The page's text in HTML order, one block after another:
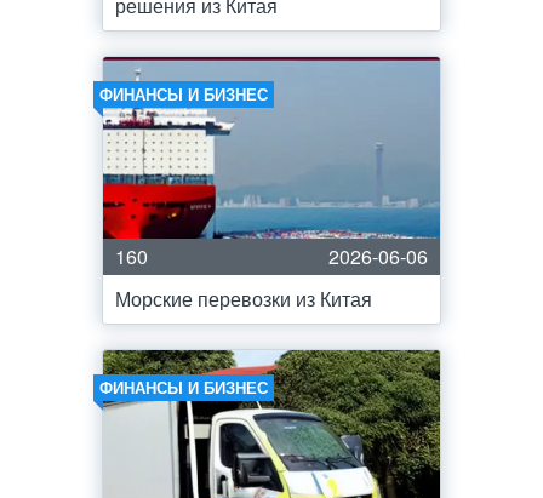
ФИНАНСЫ И БИЗНЕС
160
2026-06-06
Морские перевозки из Китая
ФИНАНСЫ И БИЗНЕС